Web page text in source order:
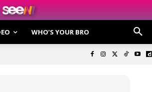
Privasi
WHO’S YOUR BRO